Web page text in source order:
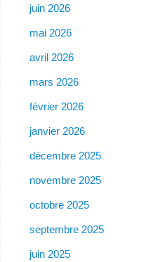
juin 2026
mai 2026
avril 2026
mars 2026
février 2026
janvier 2026
décembre 2025
novembre 2025
octobre 2025
septembre 2025
juin 2025